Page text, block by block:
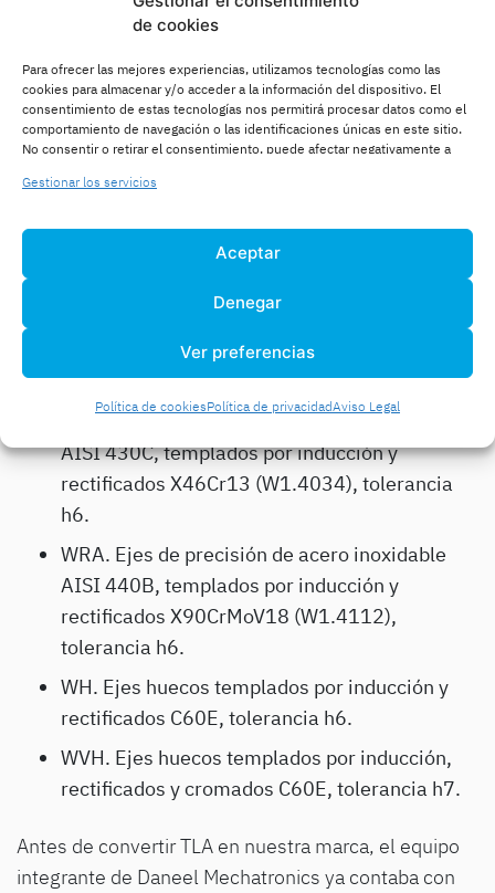
de cookies
Para ofrecer las mejores experiencias, utilizamos tecnologías como las
cookies para almacenar y/o acceder a la información del dispositivo. El
consentimiento de estas tecnologías nos permitirá procesar datos como el
comportamiento de navegación o las identificaciones únicas en este sitio.
No consentir o retirar el consentimiento, puede afectar negativamente a
Gestionar los servicios
Aceptar
Denegar
Ver preferencias
Política de cookiesPolítica de privacidadAviso Legal
europeos de fabricación; estando estos al nivel de
los mayores distribuidores y fabricantes del
mercado mundial de guiado lineal.
Una combinación entre rango de producto de eje
lineal como Samick:
Ejes de precisión templados por inducción,
Cf53, tolerancia h6.
Ejes de precisión templados y cromados
por inducción, Cf53, tolerancia h7.
WRB.Ejes de precisión de acero inoxidable
AISI 430C, templados por inducción y
rectificados X46Cr13 (W1.4034), tolerancia
h6.
WRA. Ejes de precisión de acero inoxidable
AISI 440B, templados por inducción y
rectificados X90CrMoV18 (W1.4112),
tolerancia h6.
WH. Ejes huecos templados por inducción y
rectificados C60E, tolerancia h6.
WVH. Ejes huecos templados por inducción,
rectificados y cromados C60E, tolerancia h7.
Antes de convertir TLA en nuestra marca, el equipo
integrante de Daneel Mechatronics ya contaba con